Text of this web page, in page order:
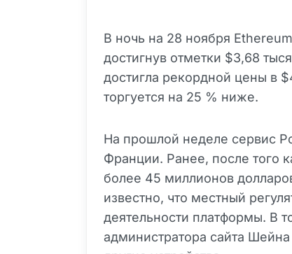
В ночь на 28 ноября
достигнув отметки $3,68
достигла рекордной цены в
торгуется на 25 % ниже.
На прошлой неделе сервис
Франции. Ранее, после того
более 45 миллионов
известно, что местный
деятельности платформы. В
администратора сайта